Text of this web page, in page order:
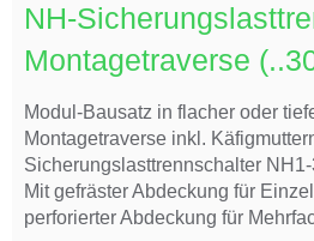
NH-
Montagetraverse
Modul-Bausatz in flacher oder
Montagetraverse inkl.
Sicherungslasttrennschalter
Mit gefräster Abdeckung für
perforierter Abdeckung für